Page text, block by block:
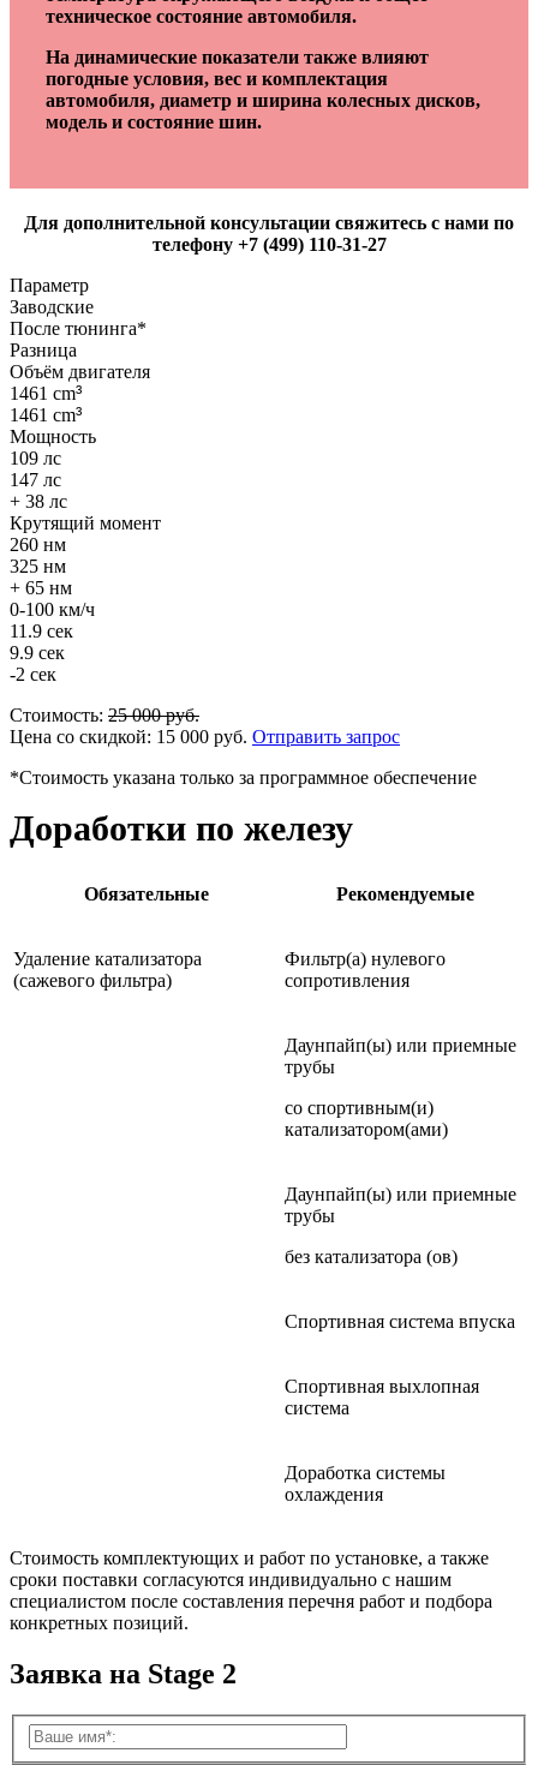
техническое состояние автомобиля.
На динамические показатели также влияют
погодные условия, вес и комплектация
автомобиля, диаметр и ширина колесных дисков,
модель и состояние шин.
Для дополнительной консультации свяжитесь с нами по
телефону +7 (499) 110-31-27
Параметр
Заводские
После тюнинга*
Разница
Объём двигателя
1461 cm³
1461 cm³
Мощность
109 лс
147 лс
+ 38 лс
Крутящий момент
260 нм
325 нм
+ 65 нм
0-100 км/ч
11.9 сек
9.9 сек
-2 сек
Стоимость: 25 000руб.
Цена со скидкой: 15 000 руб. Отправить запрос
*Стоимость указана только за программное обеспечение
Доработки по железу
Обязательные Рекомендуемые
Удаление катализатора
(сажевого фильтра)
Фильтр(а) нулевого
сопротивления
Даунпайп(ы) или приемные
трубы
со спортивным(и)
катализатором(ами)
Даунпайп(ы) или приемные
трубы
без катализатора (ов)
Спортивная система впуска
Спортивная выхлопная
система
Доработка системы
охлаждения
Стоимость комплектующих и работ по установке, а также
сроки поставки согласуются индивидуально с нашим
специалистом после составления перечня работ и подбора
конкретных позиций.
Заявка на Stage 2